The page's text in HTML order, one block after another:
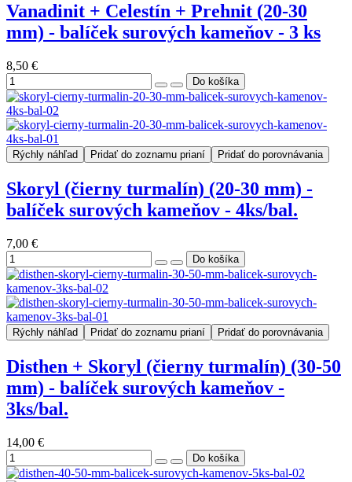
Vanadinit + Celestín + Prehnit (20-30
mm) - balíček surových kameňov - 3 ks
8,50 €
Rýchly náhľad Pridať do zoznamu prianí Pridať do porovnávania
Skoryl (čierny turmalín) (20-30 mm) -
balíček surových kameňov - 4ks/bal.
7,00 €
Rýchly náhľad Pridať do zoznamu prianí Pridať do porovnávania
Disthen + Skoryl (čierny turmalín) (30-50
mm) - balíček surových kameňov -
3ks/bal.
14,00 €